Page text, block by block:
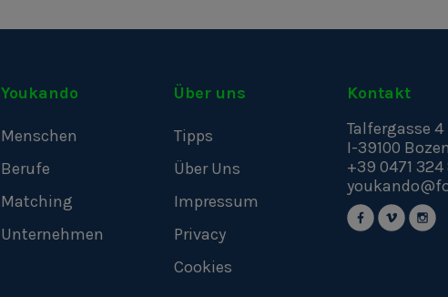
Youkando
Menschen
Berufe
Matching
Unternehmen
Über uns
Tipps
Über Uns
Impressum
Privacy
Cookies
Kontakt
Talfergasse 4
I-39100 Bozen
+39 0471 324